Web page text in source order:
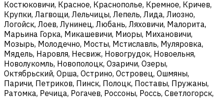
Костюковичи, Красное, Краснополье, Кремное, Кричев,
Крупки, Лагвощи, Лельчицы, Лепель, Лида, Лиозно,
Логойск, Лоев, Лунинец, Любань, Ляховичи, Малорита,
Марьина Горка, Микашевичи, Миоры, Михановичи,
Мозырь, Молодечно, Мосты, Мстиславль, Муляровка,
Мядель, Наровля, Несвиж, Новогрудок, Новоельня,
Новолукомль, Новополоцк, Озаричи, Озеры,
Октябрьский, Орша, Острино, Островец, Ошмяны,
Паричи, Петриков, Пинск, Полоцк, Поставы, Пружаны,
Ратомка, Речица, Рогачев, Россоны, Россь, Светлогорск,